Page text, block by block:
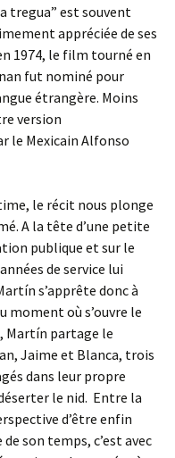
tregua” est souvent
appréciée de ses
1974, le film tourné en
fut nominé pour
étrangère. Moins
version
le Mexicain Alfonso
le récit nous plonge
A la tête d’une petite
publique et sur le
de service lui
s’apprête donc à
moment où s’ouvre le
Martín partage le
Jaime et Blanca, trois
dans leur propre
le nid. Entre la
d’être enfin
son temps, c’est avec